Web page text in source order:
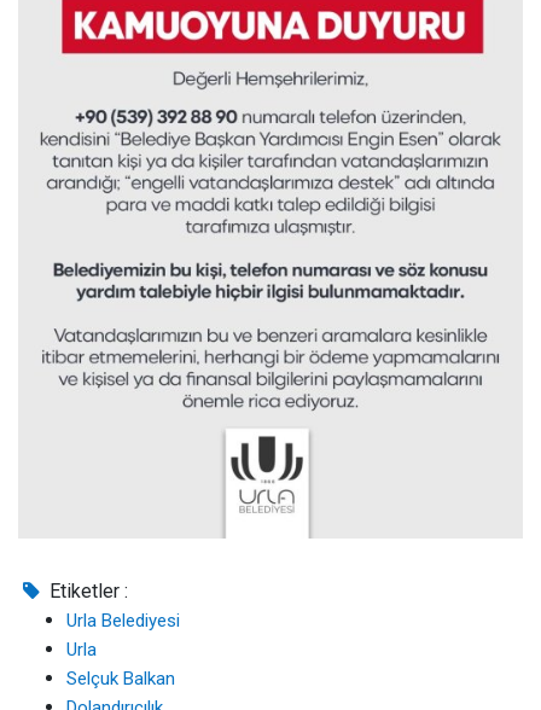
Etiketler :
Urla Belediyesi
Urla
Selçuk Balkan